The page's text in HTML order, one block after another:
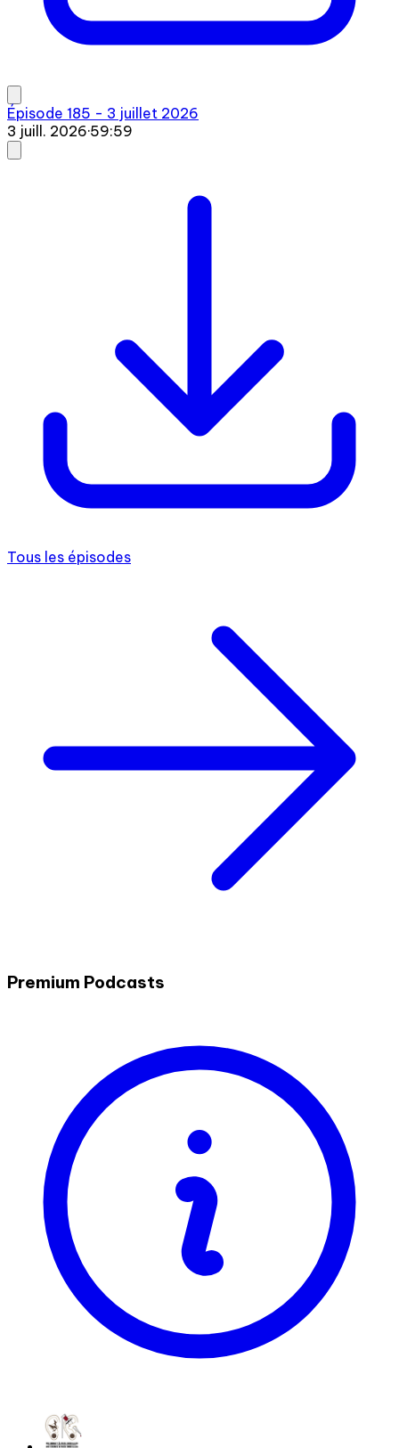
Épisode 185 - 3 juillet 2026
3 juill. 2026·59:59
Tous les épisodes
Premium Podcasts